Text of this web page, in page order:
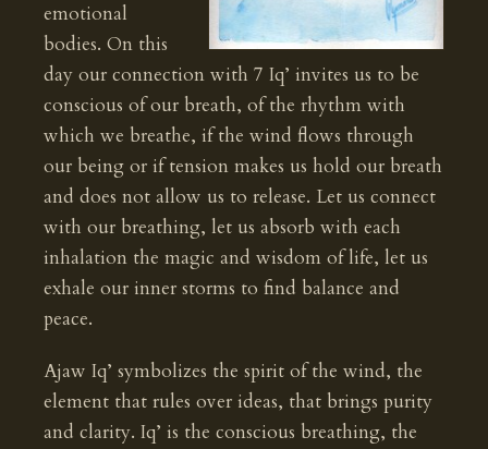
emotional
bodies. On this
day our connection with 7 Iq’ invites us to be
conscious of our breath, of the rhythm with
which we breathe, if the wind flows through
our being or if tension makes us hold our breath
and does not allow us to release. Let us connect
with our breathing, let us absorb with each
inhalation the magic and wisdom of life, let us
exhale our inner storms to find balance and
peace.
Ajaw Iq’ symbolizes the spirit of the wind, the
element that rules over ideas, that brings purity
and clarity. Iq’ is the conscious breathing, the